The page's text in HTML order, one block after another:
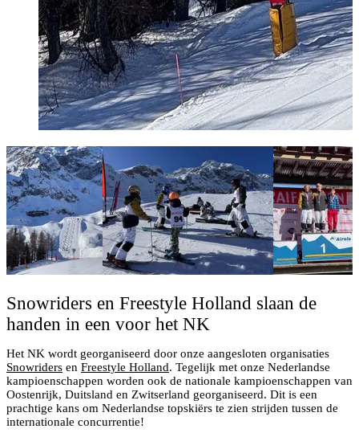
Snowriders en Freestyle Holland slaan de
handen in een voor het NK
Het NK wordt georganiseerd door onze aangesloten organisaties
Snowriders en Freestyle Holland. Tegelijk met onze Nederlandse
kampioenschappen worden ook de nationale kampioenschappen van
Oostenrijk, Duitsland en Zwitserland georganiseerd. Dit is een
prachtige kans om Nederlandse topskiërs te zien strijden tussen de
internationale concurrentie!